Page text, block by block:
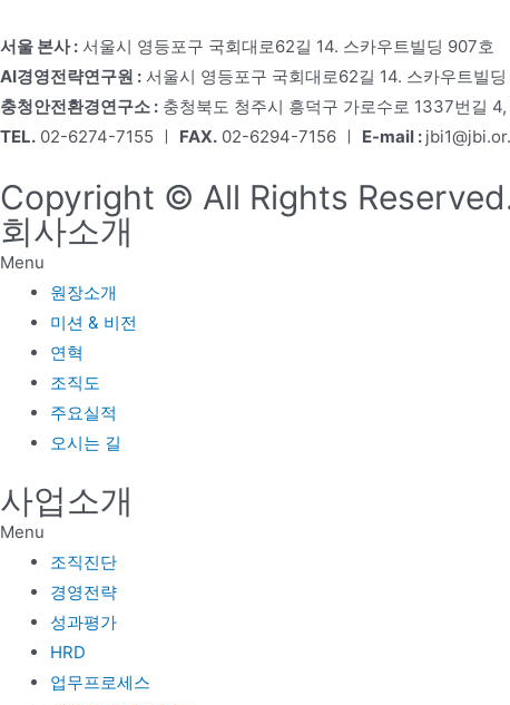
서울 본사 : 서울시 영등포구 국회대로62길 14. 스카우트빌딩 907호
AI경영전략연구원 : 서울시 영등포구 국회대로62길 14. 스카우트빌
충청안전환경연구소 : 충청북도 청주시 흥덕구 가로수로 1337번길
TEL. 02-6274-7155 ㅣ FAX. 02-6294-7156 ㅣ E-mail :
Copyright © All Rights
회사소개
Menu
원장소개
미션 & 비전
연혁
조직도
주요실적
오시는 길
사업소개
Menu
조직진단
경영전략
성과평가
HRD
업무프로세스